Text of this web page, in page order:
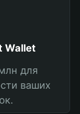
Wallet
для
ваших